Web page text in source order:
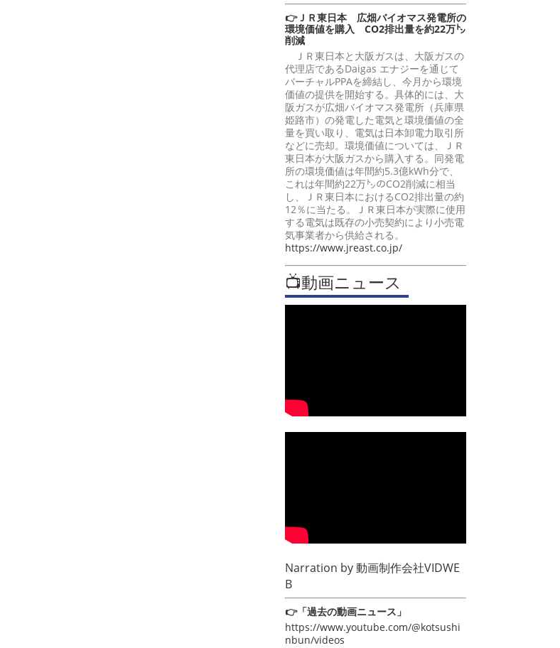
👉ＪＲ東日本 広畑バイオマス発電所の
環境価値を購入 CO2排出量を約22万㌧
削減
ＪＲ東日本と大阪ガスは、大阪ガスの
代理店であるDaigas エナジーを通じて
バーチャルPPAを締結し、今月から環境
価値の提供を開始する。具体的には、大
阪ガスが広畑バイオマス発電所（兵庫県
姫路市）の発電した電気と環境価値の全
量を買い取り、電気は日本卸電力取引所
などに売却。環境価値については、ＪＲ
東日本が大阪ガスから購入する。同発電
所の環境価値は年間約5.3億kWh分で、
これは年間約22万㌧のCO2削減に相当
し、ＪＲ東日本におけるCO2排出量の約
12％に当たる。ＪＲ東日本が実際に使用
する電気は既存の小売契約により小売電
気事業者から供給される。
https://www.jreast.co.jp/
📺動画ニュース
Narration by動画制作会社VIDWE
B
👉「過去の動画ニュース」
https://www.youtube.com/@kotsushi
nbun/videos